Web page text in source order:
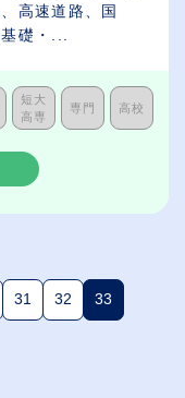
高速道路、国
礎・...
短大
高専
専門 高校
31 32 33(現在のペ